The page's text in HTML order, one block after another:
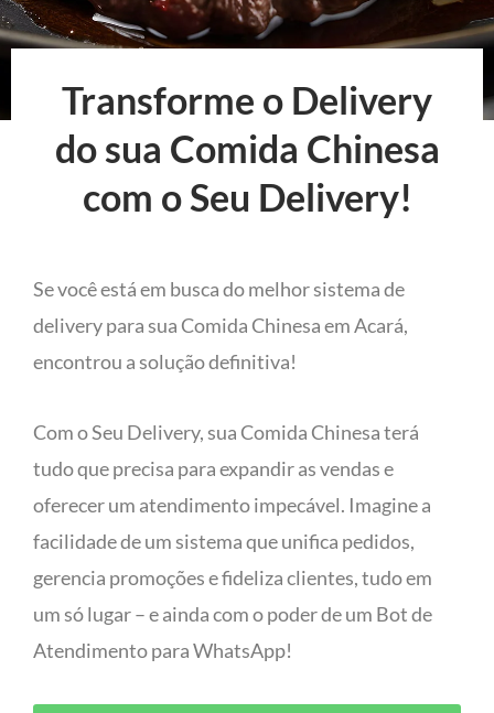
Transforme o Delivery
do sua Comida Chinesa
com o Seu Delivery!
Se você está em busca do melhor sistema de
delivery para sua Comida Chinesa em Acará,
encontrou a solução definitiva!
Com o Seu Delivery, sua Comida Chinesa terá
tudo que precisa para expandir as vendas e
oferecer um atendimento impecável. Imagine a
facilidade de um sistema que unifica pedidos,
gerencia promoções e fideliza clientes, tudo em
um só lugar – e ainda com o poder de um Bot de
Atendimento para WhatsApp!